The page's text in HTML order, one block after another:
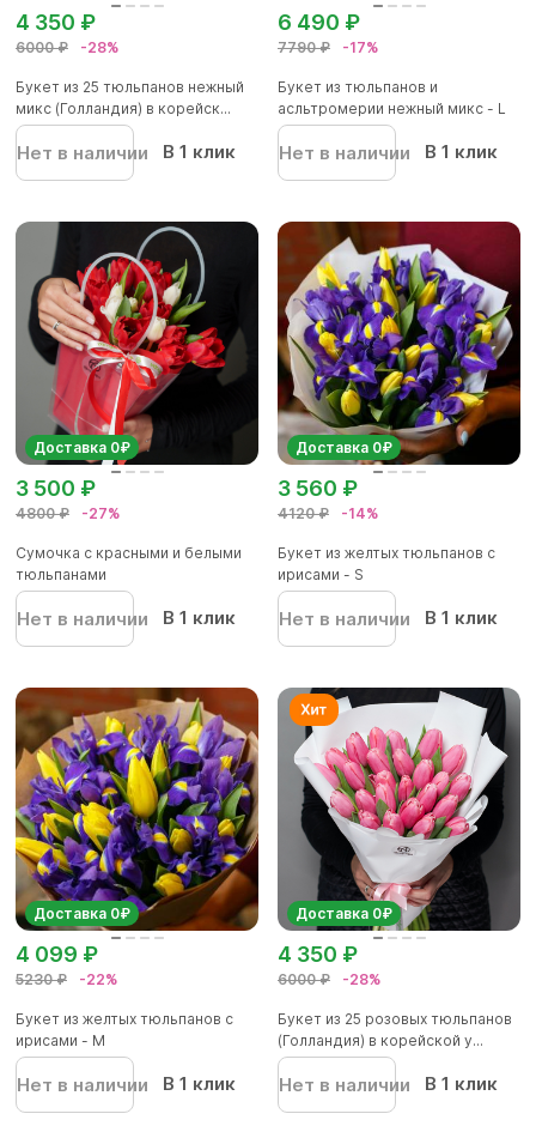
6000 ₽ -28%
4 350 ₽
Букет из 25 тюльпанов нежный
микс (Голландия) в корейск...
Нет в наличии В 1 клик
7790 ₽ -17%
6 490 ₽
Букет из тюльпанов и
асльтромерии нежный микс - L
Нет в наличии В 1 клик
Доставка 0₽
4800 ₽ -27%
3 500 ₽
Сумочка с красными и белыми
тюльпанами
Нет в наличии В 1 клик
Доставка 0₽
4120 ₽ -14%
3 560 ₽
Букет из желтых тюльпанов с
ирисами - S
Нет в наличии В 1 клик
Доставка 0₽
5230 ₽ -22%
4 099 ₽
Букет из желтых тюльпанов с
ирисами - М
Нет в наличии В 1 клик
Доставка 0₽
6000 ₽ -28%
4 350 ₽
Букет из 25 розовых тюльпанов
(Голландия) в корейской у...
Нет в наличии В 1 клик